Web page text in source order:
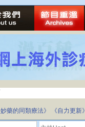
妙藥的同類療法》 《自力更新》